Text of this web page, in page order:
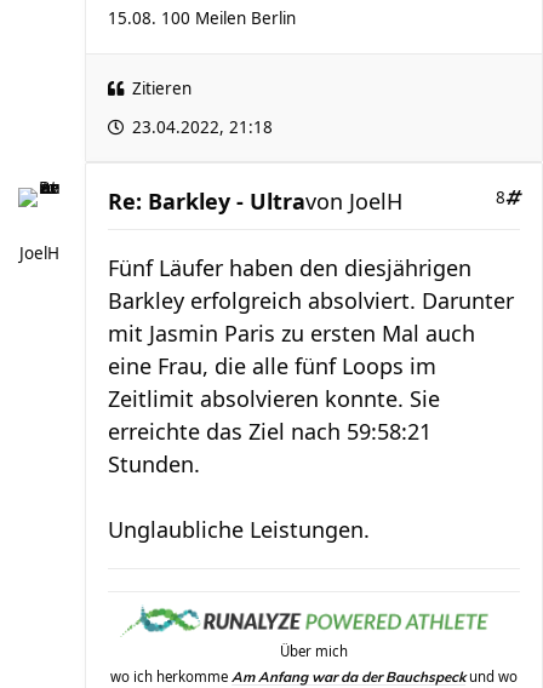
15.08. 100 Meilen Berlin
Zitieren
23.04.2022, 21:18
JoelH
Re: Barkley - Ultra 8
von JoelH
Fünf Läufer haben den diesjährigen
Barkley erfolgreich absolviert. Darunter
mit Jasmin Paris zu ersten Mal auch
eine Frau, die alle fünf Loops im
Zeitlimit absolvieren konnte. Sie
erreichte das Ziel nach 59:58:21
Stunden.
Unglaubliche Leistungen.
Über mich
wo ich herkomme Am Anfang war da der Bauchspeckund wo